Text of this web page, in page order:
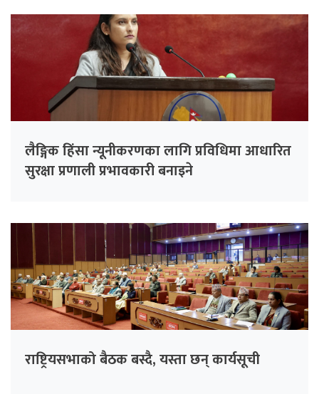
लैङ्गिक हिंसा न्यूनीकरणका लागि प्रविधिमा आधारित
सुरक्षा प्रणाली प्रभावकारी बनाइने
राष्ट्रियसभाको बैठक बस्दै, यस्ता छन् कार्यसूची